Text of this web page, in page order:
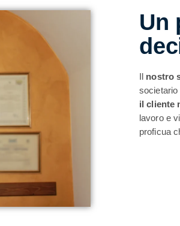
Un
Il nostro
societario
il cliente
lavoro e
proficua